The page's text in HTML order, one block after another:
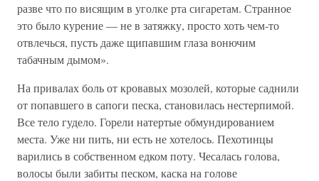
разве что по висящим в уголке рта сигаретам. Странное
это было курение — не в затяжку, просто хоть чем-то
отвлечься, пусть даже щипавшим глаза вонючим
табачным дымом».
На привалах боль от кровавых мозолей, которые саднили
от попавшего в сапоги песка, становилась нестерпимой.
Все тело гудело. Горели натертые обмундированием
места. Уже ни пить, ни есть не хотелось. Пехотинцы
варились в собственном едком поту. Чесалась голова,
волосы были забиты песком, каска на голове